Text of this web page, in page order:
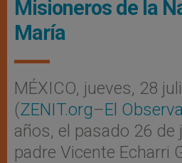
Misioneros de la
María
MÉXICO, jueves, 28
(ZENIT.org–El
años, el pasado 26 de
padre Vicente Echarri